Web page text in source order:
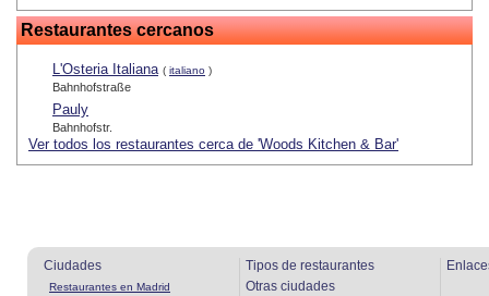
Restaurantes cercanos
L'Osteria Italiana ( italiano )
Bahnhofstraße
Pauly
Bahnhofstr.
Ver todos los restaurantes cerca de 'Woods Kitchen & Bar'
Ciudades
Restaurantes en Madrid
Tipos de restaurantes
Otras ciudades